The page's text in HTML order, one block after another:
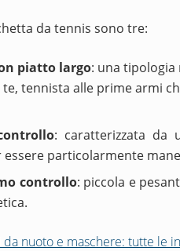
da tennis sono tre:
piatto largo: una
tennista alle prime armi
: caratterizzata da
particolarmente
controllo: piccola e
da nuoto e maschere: tutte le